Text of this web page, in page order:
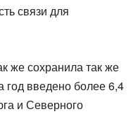
связи для
же сохранила так же
год введено более 6,4
и Северного